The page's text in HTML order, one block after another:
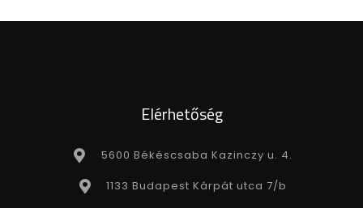
Elérhetőség
5600 Békéscsaba Kazinczy u. 4.
1133 Budapest Kárpát utca 7/b